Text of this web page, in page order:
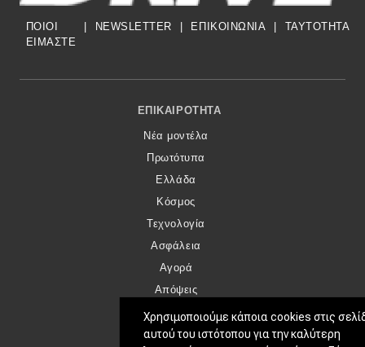
ΠΟΙΟΙ
ΕΙΜΑΣΤΕ
NEWSLETTER ΕΠΙΚΟΙΝΩΝΙΑ TAYTOTHTA
Footer Menu
ΕΠΙΚΑΙΡΌΤΗΤΑ
Νέα μοντέλα
Πρωτότυπα
Ελλάδα
Κόσμος
Τεχνολογία
Ασφάλεια
Αγορά
Απόψεις
TEST DRIVE
Χρησιμοποιούμε κάποια cookies στις
αυτού του ιστότοπου για την καλύτερη